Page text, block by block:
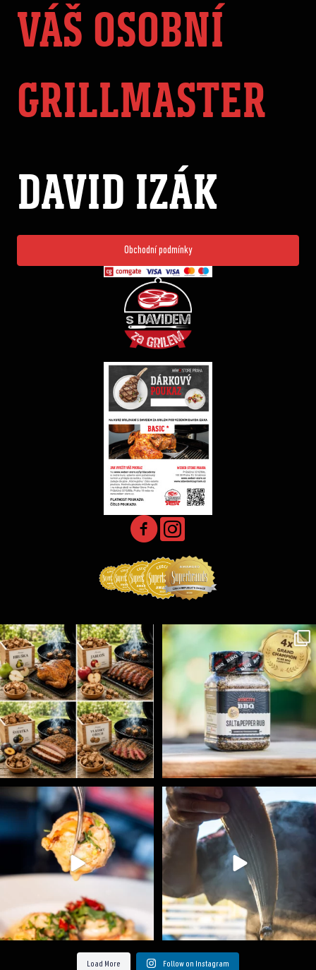
VÁŠ OSOBNÍ
GRILLMASTER
DAVID IZÁK
Obchodní podmínky
Udící špalíky - BORN TO SMOKE - různé druhy k...
5 0
Koření Suncity – autentická BBQ chuť u vás doma!...
1 0
Spoustu podobných triků, které vám usnadní nejenom ...
9 0
Ryba na grilu je opravdu rychlá, a stejně tak
Load More Follow on Instagram